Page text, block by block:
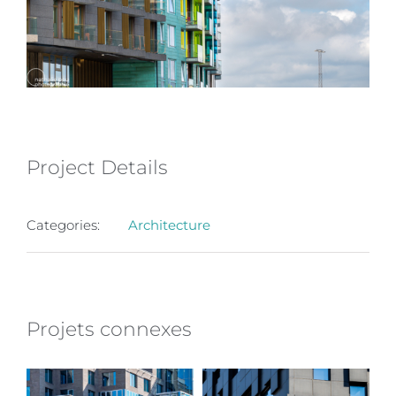
Project Details
Categories: Architecture
Projets connexes